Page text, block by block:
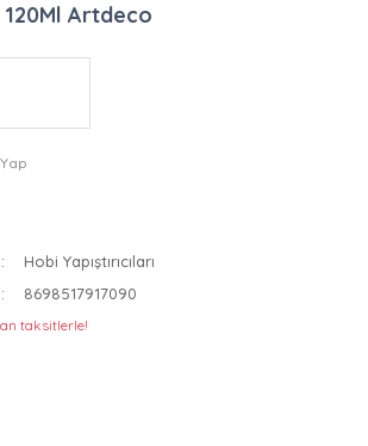
120Ml Artdeco
Hobi Yapıştırıcıları
8698517917090
taksitlerle!